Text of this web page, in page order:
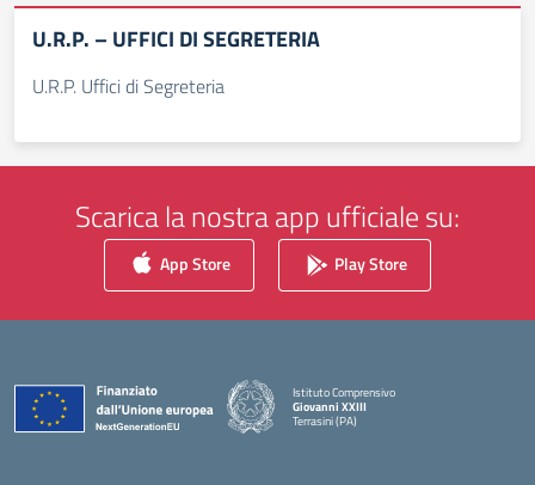
U.R.P. – UFFICI DI SEGRETERIA
U.R.P. Uffici di Segreteria
Scarica la nostra app ufficiale su:
App Store Play Store
Istituto Comprensivo
Giovanni XXIII
Terrasini (PA)